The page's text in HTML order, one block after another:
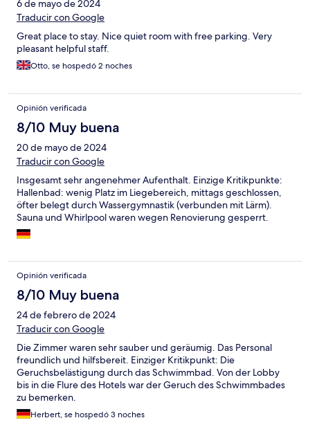
6 de mayo de 2024
Traducir con Google
Great place to stay. Nice quiet room with free parking. Very
pleasant helpful staff.
Otto, se hospedó 2 noches
Opinión verificada
8/10 Muy buena
20 de mayo de 2024
Traducir con Google
Insgesamt sehr angenehmer Aufenthalt. Einzige Kritikpunkte:
Hallenbad: wenig Platz im Liegebereich, mittags geschlossen,
öfter belegt durch Wassergymnastik (verbunden mit Lärm).
Sauna und Whirlpool waren wegen Renovierung gesperrt.
Opinión verificada
8/10 Muy buena
24 de febrero de 2024
Traducir con Google
Die Zimmer waren sehr sauber und geräumig. Das Personal
freundlich und hilfsbereit. Einziger Kritikpunkt: Die
Geruchsbelästigung durch das Schwimmbad. Von der Lobby
bis in die Flure des Hotels war der Geruch des Schwimmbades
zu bemerken.
Herbert, se hospedó 3 noches